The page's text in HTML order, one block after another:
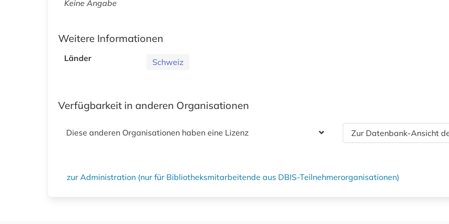
Keine Angabe
Weitere Informationen
Länder Schweiz
Verfügbarkeit in anderen Organisationen
Diese anderen Organisationen haben eine Lizenz Zur Datenbank-Ansicht
zur Administration (nur für Bibliotheksmitarbeitende aus DBIS-Teilnehmerorganisationen)